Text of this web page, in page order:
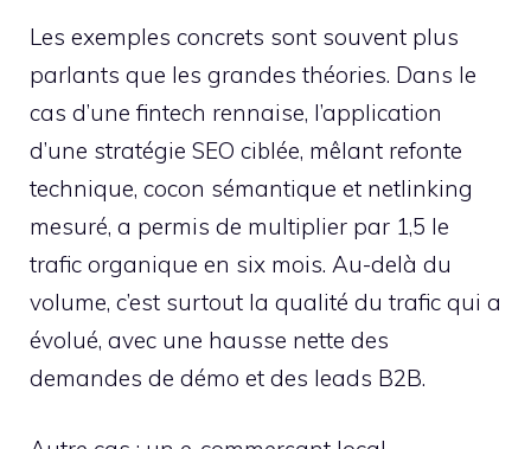
Les exemples concrets sont souvent plus
parlants que les grandes théories. Dans le
cas d’une fintech rennaise, l’application
d’une stratégie SEO ciblée, mêlant refonte
technique, cocon sémantique et netlinking
mesuré, a permis de multiplier par 1,5 le
trafic organique en six mois. Au-delà du
volume, c’est surtout la qualité du trafic qui a
évolué, avec une hausse nette des
demandes de démo et des leads B2B.